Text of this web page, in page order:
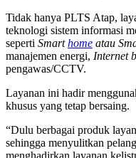
Tidak hanya PLTS Atap,
teknologi sistem informasi
seperti Smarthome atau
manajemen energi, Internet
pengawas/CCTV.
Layanan ini hadir
khusus yang tetap bersaing.
“Dulu berbagai produk
sehingga menyulitkan
menghadirkan layanan